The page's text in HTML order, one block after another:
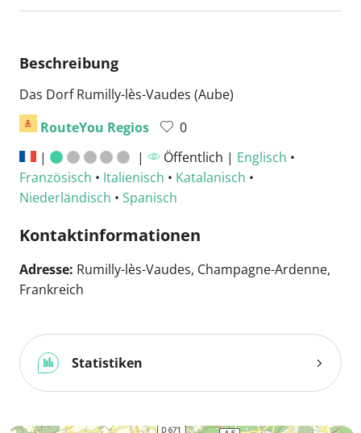
Beschreibung
Das Dorf Rumilly-lès-Vaudes (Aube)
RouteYou Regios
0
|
| Öffentlich | Englisch •
Französisch • Italienisch • Katalanisch •
Niederländisch • Spanisch
Kontaktinformationen
Adresse: Rumilly-lès-Vaudes, Champagne-Ardenne,
Frankreich
Statistiken